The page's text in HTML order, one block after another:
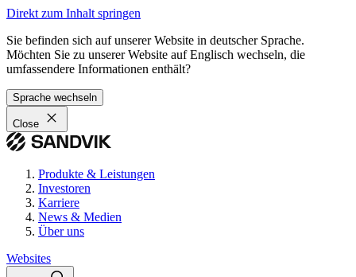
Direkt zum Inhalt springen
Sie befinden sich auf unserer Website in deutscher Sprache.
Möchten Sie zu unserer Website auf Englisch wechseln, die
umfassendere Informationen enthält?
Sprache wechseln
Close
Produkte & Leistungen
Investoren
Karriere
News & Medien
Über uns
Websites